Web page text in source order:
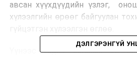
авсан хүүхдүүдийн үзлэг,
хүлээлгийн өрөөг байгуулан
Үүнээс гадна Санамж
ДЭЛГЭРЭНГҮЙ